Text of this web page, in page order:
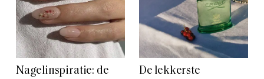
Nagelinspiratie: de
De lekkerste